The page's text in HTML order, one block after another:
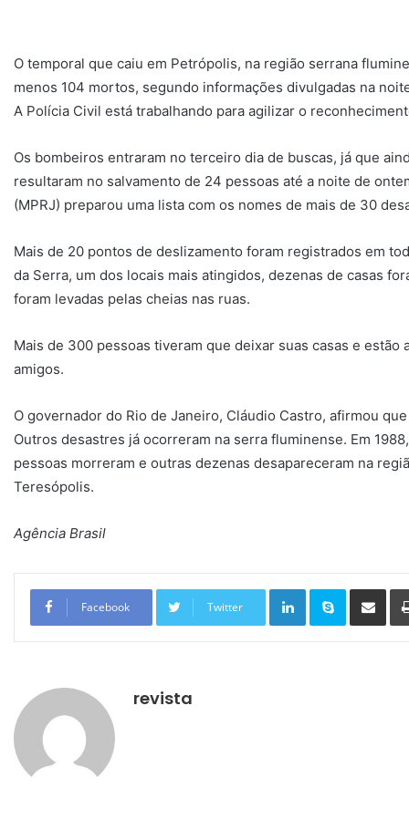
O temporal que caiu em Petrópolis, na região serrana
menos 104 mortos, segundo informações divulgadas na
A Polícia Civil está trabalhando para agilizar o
Os bombeiros entraram no terceiro dia de buscas, já que
resultaram no salvamento de 24 pessoas até a noite de
(MPRJ) preparou uma lista com os nomes de mais de 30
Mais de 20 pontos de deslizamento foram registrados em
da Serra, um dos locais mais atingidos, dezenas de casas
foram levadas pelas cheias nas ruas.
Mais de 300 pessoas tiveram que deixar suas casas e
amigos.
O governador do Rio de Janeiro, Cláudio Castro, afirmou
Outros desastres já ocorreram na serra fluminense. Em
pessoas morreram e outras dezenas desapareceram na
Teresópolis.
Agência Brasil
Facebook Twitter
Linkedin Skype
revista